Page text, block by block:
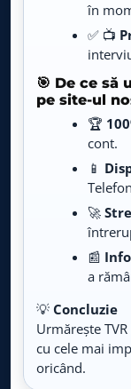
23:30 – 00:19
00:20 – 01:14
01:15 – 02:04
02:05 – 02:54
02:55 – 02:59
03:00 – 03:59
în
✅ 📺
🎯 De ce să
pe site-ul
🏆
cont.
📱
🚀
📰
a
💡 Concluzie
Urmărește
cu cele mai
oricând.